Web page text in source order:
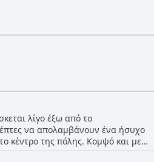
λίγο έξω από το
να απολαμβάνουν ένα ήσυχο
κέντρο της πόλης. Κομψό και με
τοποθετημένο για